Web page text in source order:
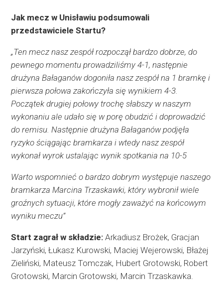
Jak mecz w Unisławiu podsumowali
przedstawiciele Startu?
„Ten mecz nasz zespół rozpoczął bardzo dobrze, do
pewnego momentu prowadziliśmy 4-1, następnie
drużyna Bałaganów dogoniła nasz zespół na 1 bramkę i
pierwsza połowa zakończyła się wynikiem 4-3.
Początek drugiej połowy trochę słabszy w naszym
wykonaniu ale udało się w porę obudzić i doprowadzić
do remisu. Następnie drużyna Bałaganów podjęła
ryzyko ściągając bramkarza i wtedy nasz zespół
wykonał wyrok ustalając wynik spotkania na 10-5
Warto wspomnieć o bardzo dobrym występuje naszego
bramkarza Marcina Trzaskawki, który wybronił wiele
groźnych sytuacji, które mogły zaważyć na końcowym
wyniku meczu”
Start zagrał w składzie:Arkadiusz Brożek, Gracjan
Jarzyński, Łukasz Kurowski, Maciej Wejerowski, Błażej
Zieliński, Mateusz Tomczak, Hubert Grotowski, Robert
Grotowski, Marcin Grotowski, Marcin Trzaskawka.